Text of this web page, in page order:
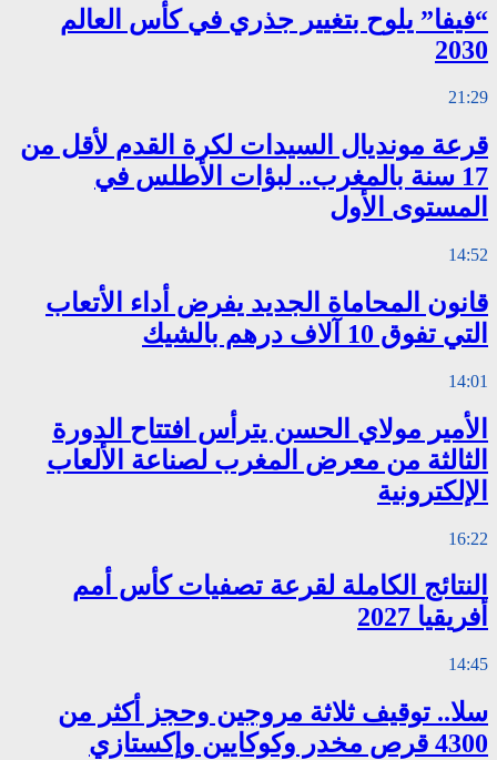
“فيفا” يلوح بتغيير جذري في كأس العالم
2030
21:29
قرعة مونديال السيدات لكرة القدم لأقل من
17 سنة بالمغرب.. لبؤات الأطلس في
المستوى الأول
14:52
قانون المحاماة الجديد يفرض أداء الأتعاب
التي تفوق 10 آلاف درهم بالشيك
14:01
الأمير مولاي الحسن يترأس افتتاح الدورة
الثالثة من معرض المغرب لصناعة الألعاب
الإلكترونية
16:22
النتائج الكاملة لقرعة تصفيات كأس أمم
أفريقيا 2027
14:45
سلا.. توقيف ثلاثة مروجين وحجز أكثر من
4300 قرص مخدر وكوكايين وإكستازي